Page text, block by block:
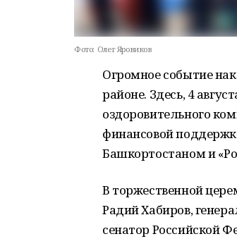
Фото: Олег Яровиков
Огромное событие
районе. Здесь, 4
оздоровительного
финансовой
Башкортостаном и
В торжественной
Радий Хабиров,
сенатор Российской